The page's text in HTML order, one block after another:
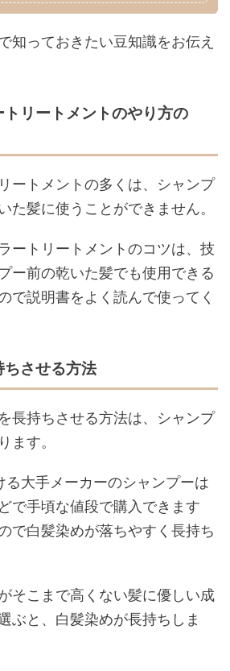
知っておきたい豆知識をお伝え
リートメントのやり方の
ートメントの多くは、シャンプ
た髪に使うことができません。
ートリートメントのコツは、技
ー前の乾いた髪でも使用できる
で説明書をよく読んで使ってく
ちさせる方法
長持ちさせる方法は、シャンプ
ます。
る大手メーカーのシャンプーは
で手頃な値段で購入できます
で白髪染めが落ちやすく長持ち
そこまで高くない髪に優しい成
ぶと、白髪染めが長持ちしま